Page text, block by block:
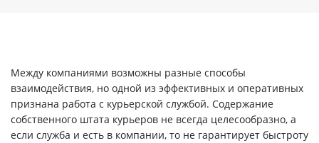
Между компаниями возможны разные способы
взаимодействия, но одной из эффективных и оперативных
признана работа с курьерской службой. Содержание
собственного штата курьеров не всегда целесообразно, а
если служба и есть в компании, то не гарантирует быстроту